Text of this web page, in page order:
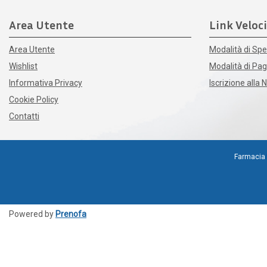
Area Utente
Area Utente
Wishlist
Informativa Privacy
Cookie Policy
Contatti
Link Veloci
Modalità di
Modalità di
Iscrizione alla
Powered by Prenofa